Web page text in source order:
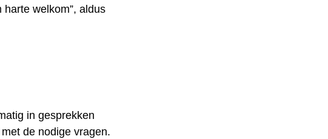
welkom”, aldus
in gesprekken
de nodige vragen.